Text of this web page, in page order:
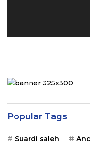
Popular Tags
Suardi saleh